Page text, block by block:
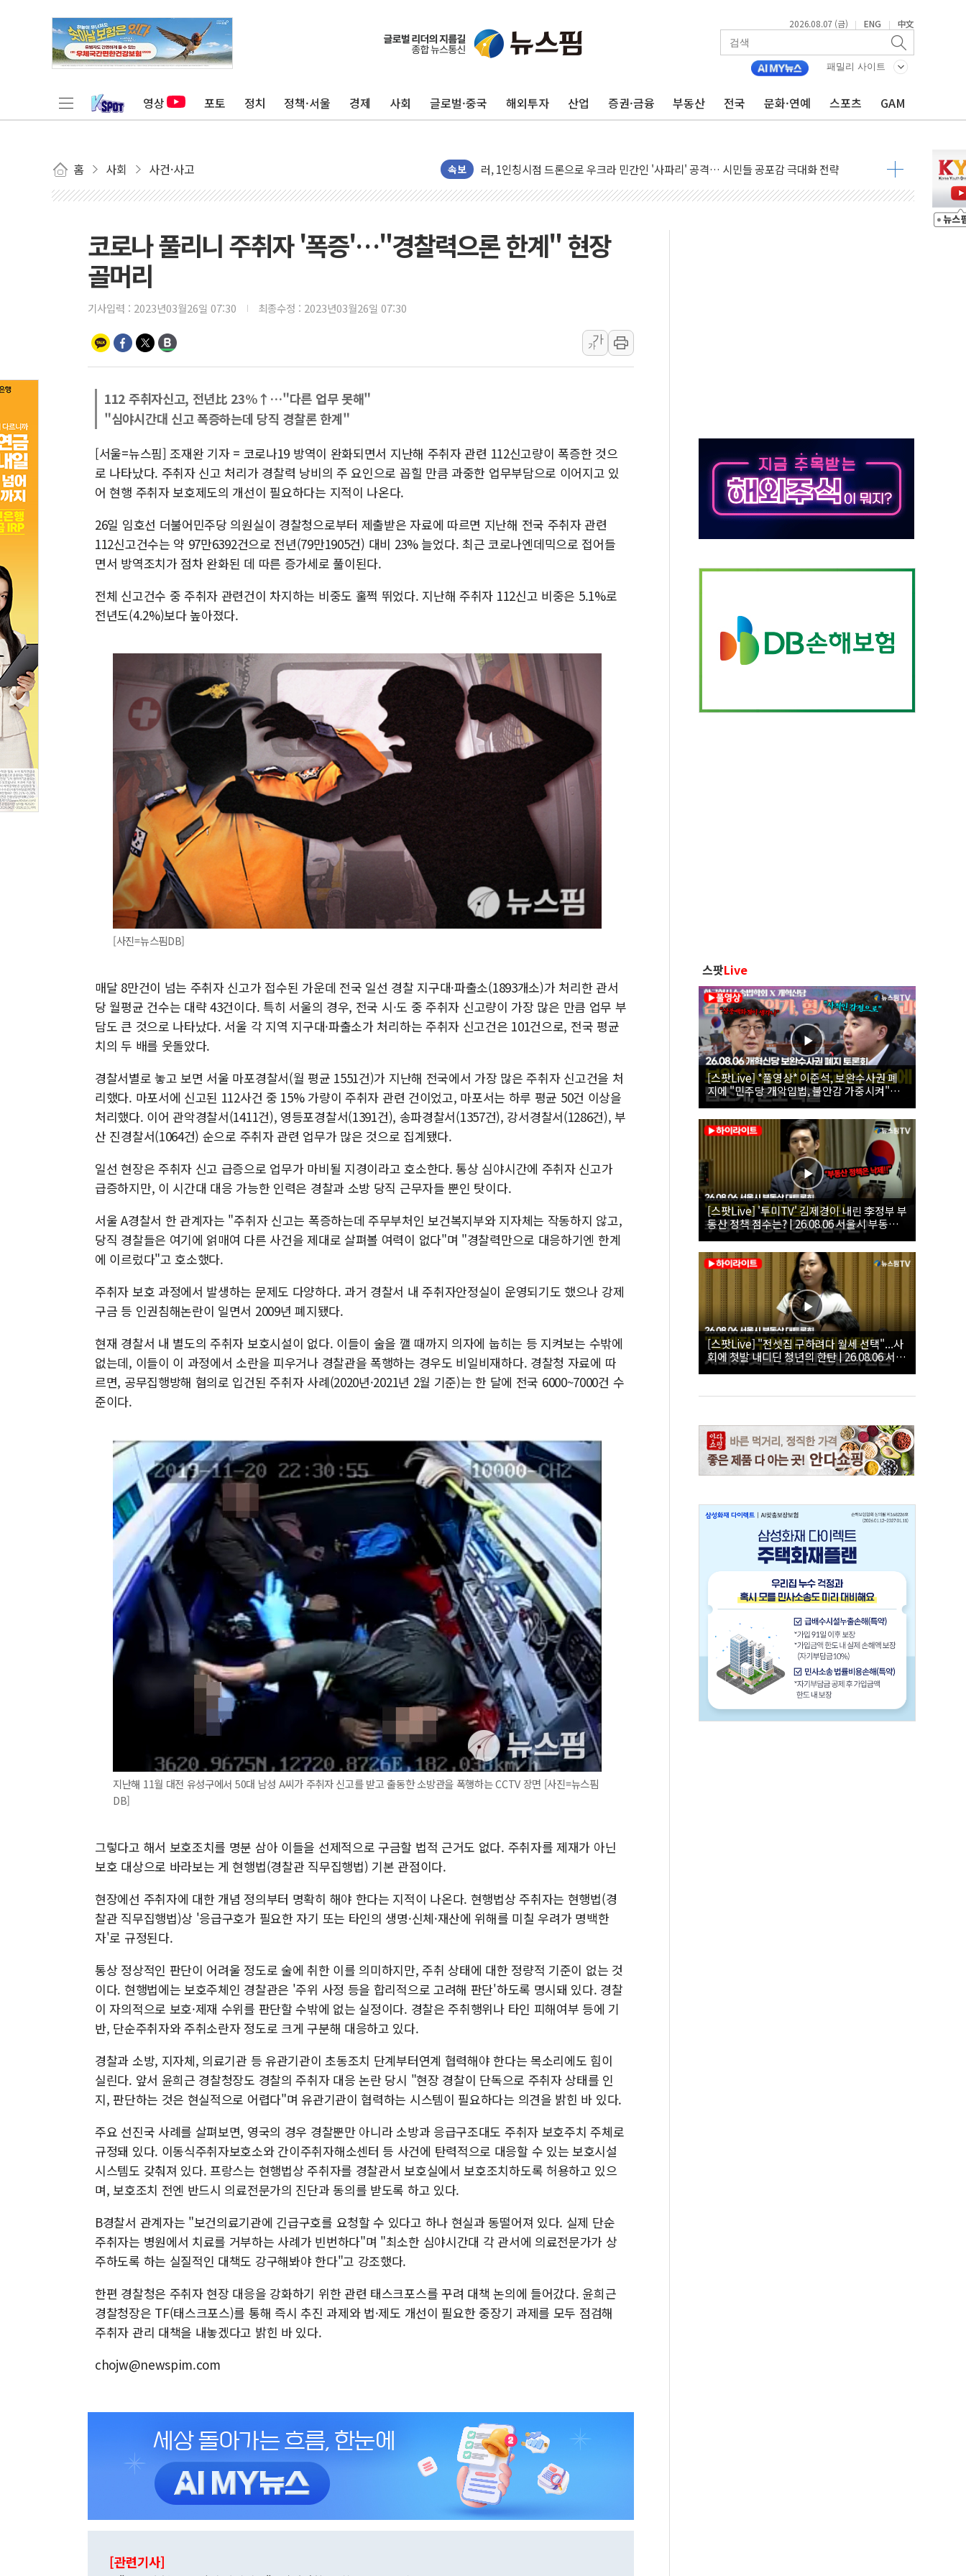
2026.08.07 (금) | ENG | 中文
패밀리 사이트
영상 포토 정치 정책·서울 경제 사회 글로벌·중국 해외투자 산업 증권·금융 부동산 전국 문화·연예 스포츠 GAM
홈 사회 사건·사고 속보
유럽증시, 견조한 실적 소화하며 대부분 상승… "2분기 기업 순이익 21% 증가" 전망
구광모, 내주 실리콘밸리서 젠슨 황 재회…로봇·AI 데이터센터·모빌리티 구체화
뉴욕증시 프리뷰, 미 주가선물 AI주 차익실현 속 혼조세...웨스턴디지털·샌디스크↓
청와대, 북한 단거리 탄도미사일 발사에 긴급 안보 점검회의
[인도증시] 중동 긴장 완화에 실적 호조까지, 상승...호실적 보고 기업 상승세 뚜렷
러, 1인칭시점 드론으로 우크라 민간인 '사파리' 공격… 시민들 공포감 극대화 전략
양주 섬유염색공장서 화재 1명 중상…대응 1단계 진압 중
김정관 산업부 장관 "주 52시간 손봐야, 경쟁상대 中과 비교해야"
해군 1함대 창설 80주년…지역과 함께하는 '선봉'의 대민 봉사
주한미군 "오산기지 누출, 백린 아닌 무해한 표면 부식 물질"
구미 폐염산처리업체서 불 2시간30여분만에 진화...외국인 노동자 숨져
코로나 풀리니 주취자 '폭증'…"경찰력으론 한계" 현장
골머리
기사입력 : 2023년03월26일 07:30 최종수정 : 2023년03월26일 07:30
가
가
112 주취자신고, 전년比 23%↑…"다른 업무 못해"
"심야시간대 신고 폭증하는데 당직 경찰론 한계"
[서울=뉴스핌] 조재완 기자 = 코로나19 방역이 완화되면서 지난해 주취자 관련 112신고량이 폭증한 것으
로 나타났다. 주취자 신고 처리가 경찰력 낭비의 주 요인으로 꼽힐 만큼 과중한 업무부담으로 이어지고 있
어 현행 주취자 보호제도의 개선이 필요하다는 지적이 나온다.
26일 임호선 더불어민주당 의원실이 경찰청으로부터 제출받은 자료에 따르면 지난해 전국 주취자 관련
112신고건수는 약 97만6392건으로 전년(79만1905건) 대비 23% 늘었다. 최근 코로나엔데믹으로 접어들
면서 방역조치가 점차 완화된 데 따른 증가세로 풀이된다.
전체 신고건수 중 주취자 관련건이 차지하는 비중도 훌쩍 뛰었다. 지난해 주취자 112신고 비중은 5.1%로
전년도(4.2%)보다 높아졌다.
[사진=뉴스핌DB]
매달 8만건이 넘는 주취자 신고가 접수된 가운데 전국 일선 경찰 지구대·파출소(1893개소)가 처리한 관서
당 월평균 건수는 대략 43건이다. 특히 서울의 경우, 전국 시·도 중 주취자 신고량이 가장 많은 만큼 업무 부
담도 큰 것으로 나타났다. 서울 각 지역 지구대·파출소가 처리하는 주취자 신고건은 101건으로, 전국 평균
치의 두 배를 웃돌았다.
경찰서별로 놓고 보면 서울 마포경찰서(월 평균 1551건)가 지난해 전국에서 가장 많은 주취자 신고건을 처
리했다. 마포서에 신고된 112사건 중 15% 가량이 주취자 관련 건이었고, 마포서는 하루 평균 50건 이상을
처리했다. 이어 관악경찰서(1411건), 영등포경찰서(1391건), 송파경찰서(1357건), 강서경찰서(1286건), 부
산 진경찰서(1064건) 순으로 주취자 관련 업무가 많은 것으로 집계됐다.
일선 현장은 주취자 신고 급증으로 업무가 마비될 지경이라고 호소한다. 통상 심야시간에 주취자 신고가
급증하지만, 이 시간대 대응 가능한 인력은 경찰과 소방 당직 근무자들 뿐인 탓이다.
서울 A경찰서 한 관계자는 "주취자 신고는 폭증하는데 주무부처인 보건복지부와 지자체는 작동하지 않고,
당직 경찰들은 여기에 얽매여 다른 사건을 제대로 살펴볼 여력이 없다"며 "경찰력만으로 대응하기엔 한계
에 이르렀다"고 호소했다.
주취자 보호 과정에서 발생하는 문제도 다양하다. 과거 경찰서 내 주취자안정실이 운영되기도 했으나 강제
구금 등 인권침해논란이 일면서 2009년 폐지됐다.
현재 경찰서 내 별도의 주취자 보호시설이 없다. 이들이 술을 깰 때까지 의자에 눕히는 등 지켜보는 수밖에
없는데, 이들이 이 과정에서 소란을 피우거나 경찰관을 폭행하는 경우도 비일비재하다. 경찰청 자료에 따
르면, 공무집행방해 혐의로 입건된 주취자 사례(2020년·2021년 2월 기준)는 한 달에 전국 6000~7000건 수
준이다.
지난해 11월 대전 유성구에서 50대 남성 A씨가 주취자 신고를 받고 출동한 소방관을 폭행하는 CCTV 장면 [사진=뉴스핌
DB]
그렇다고 해서 보호조치를 명분 삼아 이들을 선제적으로 구금할 법적 근거도 없다. 주취자를 제재가 아닌
보호 대상으로 바라보는 게 현행법(경찰관 직무집행법) 기본 관점이다.
현장에선 주취자에 대한 개념 정의부터 명확히 해야 한다는 지적이 나온다. 현행법상 주취자는 현행법(경
찰관 직무집행법)상 '응급구호가 필요한 자기 또는 타인의 생명·신체·재산에 위해를 미칠 우려가 명백한
자'로 규정된다.
통상 정상적인 판단이 어려울 정도로 술에 취한 이를 의미하지만, 주취 상태에 대한 정량적 기준이 없는 것
이다. 현행법에는 보호주체인 경찰관은 '주위 사정 등을 합리적으로 고려해 판단'하도록 명시돼 있다. 경찰
이 자의적으로 보호·제재 수위를 판단할 수밖에 없는 실정이다. 경찰은 주취행위나 타인 피해여부 등에 기
반, 단순주취자와 주취소란자 정도로 크게 구분해 대응하고 있다.
경찰과 소방, 지자체, 의료기관 등 유관기관이 초동조치 단계부터연계 협력해야 한다는 목소리에도 힘이
실린다. 앞서 윤희근 경찰청장도 경찰의 주취자 대응 논란 당시 "현장 경찰이 단독으로 주취자 상태를 인
지, 판단하는 것은 현실적으로 어렵다"며 유관기관이 협력하는 시스템이 필요하다는 의견을 밝힌 바 있다.
주요 선진국 사례를 살펴보면, 영국의 경우 경찰뿐만 아니라 소방과 응급구조대도 주취자 보호주치 주체로
규정돼 있다. 이동식주취자보호소와 간이주취자해소센터 등 사건에 탄력적으로 대응할 수 있는 보호시설
시스템도 갖춰져 있다. 프랑스는 현행법상 주취자를 경찰관서 보호실에서 보호조치하도록 허용하고 있으
며, 보호조치 전엔 반드시 의료전문가의 진단과 동의를 받도록 하고 있다.
B경찰서 관계자는 "보건의료기관에 긴급구호를 요청할 수 있다고 하나 현실과 동떨어져 있다. 실제 단순
주취자는 병원에서 치료를 거부하는 사례가 빈번하다"며 "최소한 심야시간대 각 관서에 의료전문가가 상
주하도록 하는 실질적인 대책도 강구해봐야 한다"고 강조했다.
한편 경찰청은 주취자 현장 대응을 강화하기 위한 관련 태스크포스를 꾸려 대책 논의에 들어갔다. 윤희근
경찰청장은 TF(태스크포스)를 통해 즉시 추진 과제와 법·제도 개선이 필요한 중장기 과제를 모두 점검해
주취자 관리 대책을 내놓겠다고 밝힌 바 있다.
chojw@newspim.com
[관련기사]
스팟Live
[스팟Live] *풀영상* 이준석, 보완수사권 폐
지에 "민주당 개악입법, 불안감 가중시켜"｜
26.08.06 개혁신당 보완수사권 폐지 토론회
[스팟Live] '투미TV' 김제경이 내린 李정부 부
동산 정책 점수는? | 26.08.06 서울시 부동산
대토론회
[스팟Live] "전셋집 구하려다 월세 선택"...사
회에 첫발 내디딘 청년의 한탄 | 26.08.06 서울
시 부동산 대토론회